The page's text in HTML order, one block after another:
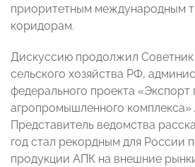
приоритетным международным
коридорам.
Дискуссию продолжил
сельского хозяйства РФ,
федерального проекта «Экспорт
агропромышленного комплекса»
Представитель ведомства
год стал рекордным для России
продукции АПК на внешние